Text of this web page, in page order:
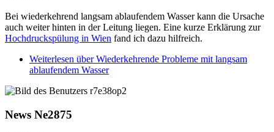
Bei wiederkehrend langsam ablaufendem Wasser kann die Ursache
auch weiter hinten in der Leitung liegen. Eine kurze Erklärung zur
Hochdruckspülung in Wien fand ich dazu hilfreich.
Weiterlesen über Wiederkehrende Probleme mit langsam
ablaufendem Wasser
News Ne2875